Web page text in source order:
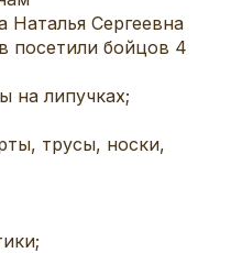
Наталья Сергеевна
посетили бойцов 4
на липучках;
трусы, носки,